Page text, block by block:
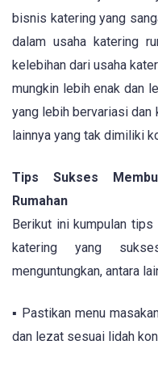
bisnis katering yang
dalam usaha katering
kelebihan dari usaha
mungkin lebih enak dan
yang lebih bervariasi dan
lainnya yang tak dimiliki
Tips Sukses
Rumahan
Berikut ini kumpulan tips
katering yang
menguntungkan, antara
▪ Pastikan menu
dan lezat sesuai lidah